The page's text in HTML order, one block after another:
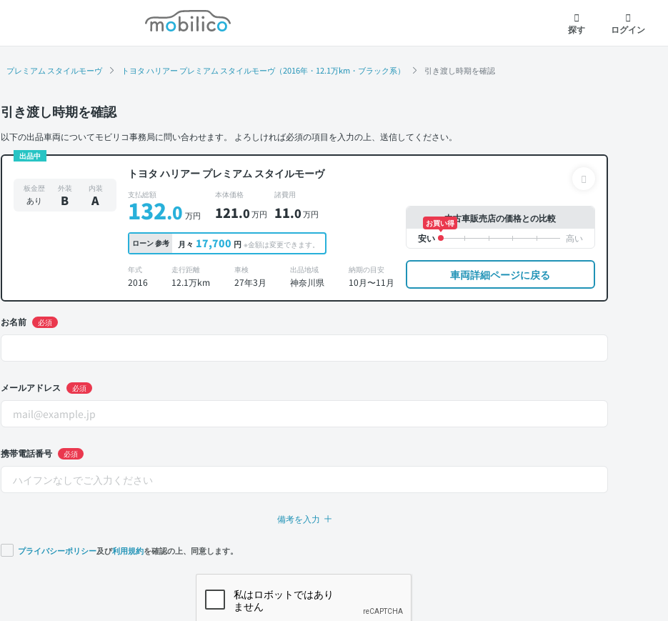
モビリコ
探す
ログイン
プレミアム スタイルモーヴ トヨタ ハリアー プレミアム スタイルモーヴ（2016年・12.1万km・ブラック系） 引き渡し時期を確認
引き渡し時期を確認
以下の出品車両についてモビリコ事務局に問い合わせます。 よろしければ必須の項目を入力の上、送信してください。
出品中
トヨタ ハリアー プレミアム スタイルモーヴ
板金歴
あり
外装
B
内装
A 支払総額
132.0 万円
本体価格
121.0万円
諸費用
11.0万円
ローン参考 月々 17,700 円 ※金額は変更できます。
年式
2016
走行距離
12.1万km
車検
27年3月
出品地域
神奈川県
納期の目安
10月〜11月
中古車販売店の価格との比較
お買い得
車両詳細ページに戻る
お名前 必須
メールアドレス 必須
携帯電話番号 必須
備考を入力
プライバシーポリシー及び利用規約を確認の上、同意します。